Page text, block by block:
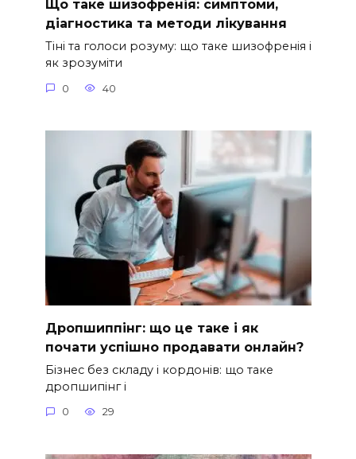
Що таке шизофренія: симптоми,
діагностика та методи лікування
Тіні та голоси розуму: що таке шизофренія і
як зрозуміти
0 40
Дропшиппінг: що це таке і як
почати успішно продавати онлайн?
Бізнес без складу і кордонів: що таке
дропшипінг і
0 29